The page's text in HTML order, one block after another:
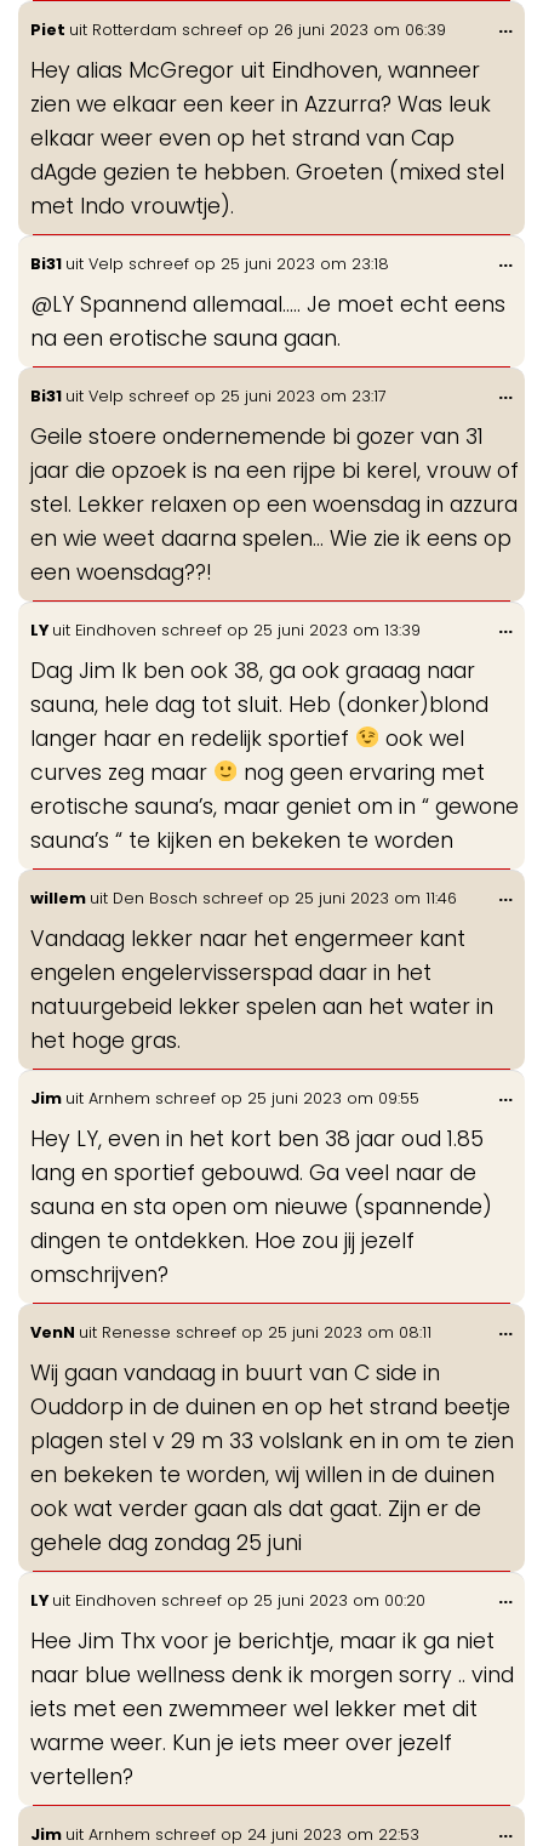
Piet uit Rotterdam schreef op 26 juni 2023 om 06:39
Hey alias McGregor uit Eindhoven, wanneer
zien we elkaar een keer in Azzurra? Was leuk
elkaar weer even op het strand van Cap
dAgde gezien te hebben. Groeten (mixed stel
met Indo vrouwtje).
...
Bi31 uit Velp schreef op 25 juni 2023 om 23:18
@LY Spannend allemaal..... Je moet echt eens
na een erotische sauna gaan.
...
Bi31 uit Velp schreef op 25 juni 2023 om 23:17
Geile stoere ondernemende bi gozer van 31
jaar die opzoek is na een rijpe bi kerel, vrouw of
stel. Lekker relaxen op een woensdag in azzura
en wie weet daarna spelen... Wie zie ik eens op
een woensdag??!
...
LYuit Eindhoven schreef op 25 juni 2023 om 13:39
Dag Jim Ik ben ook 38, ga ook graaag naar
sauna, hele dag tot sluit. Heb (donker)blond
langer haar en redelijk sportief
ook wel
curves zeg maar
nog geen ervaring met
erotische sauna’s, maar geniet om in “ gewone
sauna’s “ te kijken en bekeken te worden
...
willem uit Den Bosch schreef op 25 juni 2023 om 11:46
Vandaag lekker naar het engermeer kant
engelen engelervisserspad daar in het
natuurgebeid lekker spelen aan het water in
het hoge gras.
...
Jim uit Arnhem schreef op 25 juni 2023 om 09:55
Hey LY, even in het kort ben 38 jaar oud 1.85
lang en sportief gebouwd. Ga veel naar de
sauna en sta open om nieuwe (spannende)
dingen te ontdekken. Hoe zou jij jezelf
omschrijven?
...
VenN uit Renesse schreef op 25 juni 2023 om 08:11
Wij gaan vandaag in buurt van C side in
Ouddorp in de duinen en op het strand beetje
plagen stel v 29 m 33 volslank en in om te zien
en bekeken te worden, wij willen in de duinen
ook wat verder gaan als dat gaat. Zijn er de
gehele dag zondag 25 juni
...
LYuit Eindhoven schreef op 25 juni 2023 om 00:20
Hee Jim Thx voor je berichtje, maar ik ga niet
naar blue wellness denk ik morgen sorry .. vind
iets met een zwemmeer wel lekker met dit
warme weer. Kun je iets meer over jezelf
vertellen?
...
Jim uit Arnhem schreef op 24 juni 2023 om 22:53 ...